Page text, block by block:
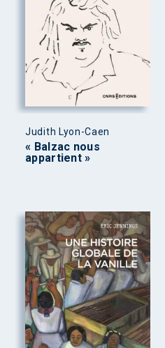
Judith Lyon-Caen
« Balzac nous
appartient »